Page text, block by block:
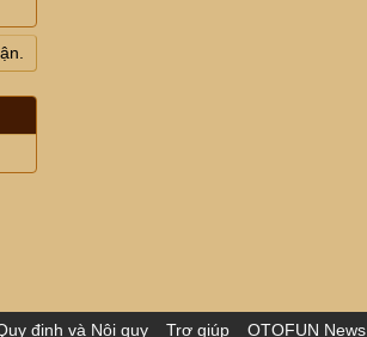
định và Nội quy Trợ giúp OTOFUN News